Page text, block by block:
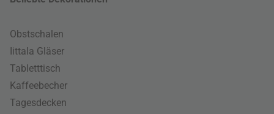
Obstschalen
Iittala Gläser
Tabletttisch
Kaffeebecher
Tagesdecken